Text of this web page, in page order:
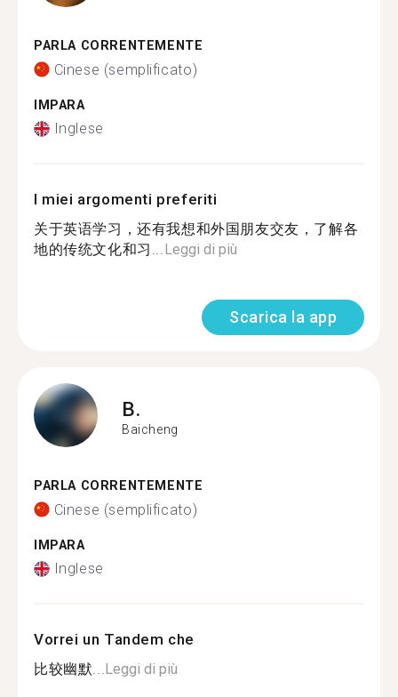
PARLA CORRENTEMENTE
Cinese (semplificato)
IMPARA
Inglese
I miei argomenti preferiti
关于英语学习，还有我想和外国朋友交友，了解各
地的传统文化和习...Leggi di più
Scarica la app
B.
Baicheng
PARLA CORRENTEMENTE
Cinese (semplificato)
IMPARA
Inglese
Vorrei un Tandem che
比较幽默...Leggi di più